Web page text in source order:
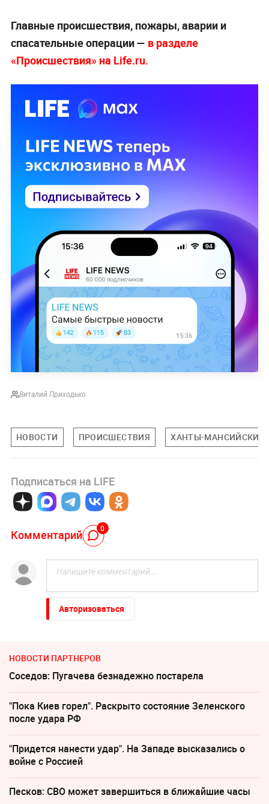
Главные происшествия, пожары, аварии и
спасательные операции — в разделе
«Происшествия» на Life.ru.
Виталий Приходько
НОВОСТИ ПРОИСШЕСТВИЯ ХАНТЫ-МАНСИЙСКИЙ
Подписаться на LIFE
Комментарий 0
Авторизоваться
НОВОСТИ ПАРТНЕРОВ
Соседов: Пугачева безнадежно постарела
"Пока Киев горел". Раскрыто состояние Зеленского
после удара РФ
"Придется нанести удар". На Западе высказались о
войне с Россией
Песков: СВО может завершиться в ближайшие часы